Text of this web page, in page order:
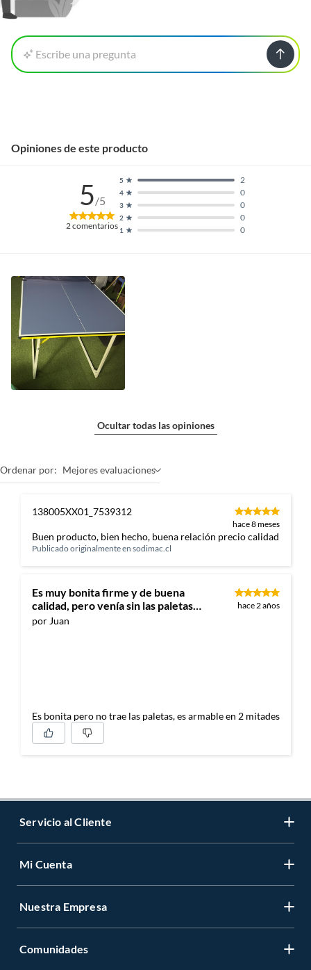
Escribe una pregunta
Opiniones de este producto
5/5
2comentarios 1 0
2 0
3 0
4 0
5 2
Ocultar todas las opiniones
Ordenar por: Mejores evaluaciones
138005XX01_7539312
hace 8 meses
Buen producto, bien hecho, buena relación precio calidad
Publicado originalmente en sodimac.cl
Es muy bonita firme y de buena
calidad, pero venía sin las paletas…
por Juan
hace 2 años
Es bonita pero no trae las paletas, es armable en 2 mitades
Servicio al Cliente
Contáctanos
Tiendas y horarios
Mi Cuenta
Registrate
Nuestra Empresa
Sobre Nosotros
Comunidades